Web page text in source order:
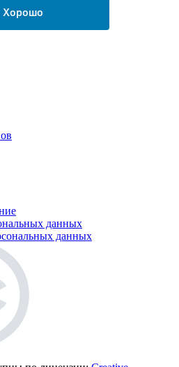
данных
данных